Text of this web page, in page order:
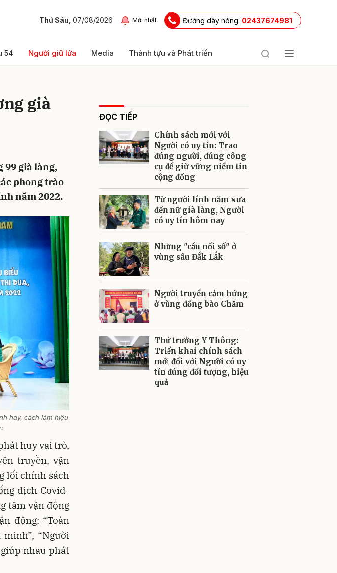
Thứ Sáu, 07/08/2026 Mới nhất Đường dây nóng: 02437674981
54 Người giữ lửa Media Thành tựu và Phát triển
già
99 già làng,
phong trào
năm 2022.
hay, cách làm hiệu
huy vai trò,
truyền, vận
lối chính sách
dịch Covid-
tâm vận động
động: “Toàn
“Người
nhau phát
ĐỌC TIẾP
Chính sách mới với
Người có uy tín: Trao
đúng người, đúng công
cụ để giữ vững niềm tin
cộng đồng
Từ người lính năm xưa
đến nữ già làng, Người
có uy tín hôm nay
Những "cầu nối số" ở
vùng sâu Đắk Lắk
Người truyền cảm hứng
ở vùng đồng bào Chăm
Thứ trưởng Y Thông:
Triển khai chính sách
mới đối với Người có uy
tín đúng đối tượng, hiệu
quả
Gửi